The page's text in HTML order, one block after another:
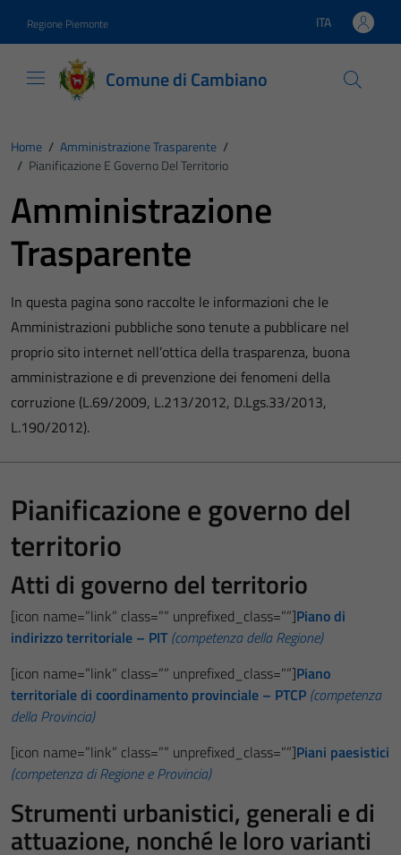
Regione Piemonte Lingua attiva:
ITA
Comune di Cambiano
Home / Amministrazione Trasparente /
/ Pianificazione E Governo Del Territorio
Amministrazione
Trasparente
In questa pagina sono raccolte le informazioni che le
Amministrazioni pubbliche sono tenute a pubblicare nel
proprio sito internet nell’ottica della trasparenza, buona
amministrazione e di prevenzione dei fenomeni della
corruzione (L.69/2009, L.213/2012, D.Lgs.33/2013,
L.190/2012).
Pianificazione e governo del
territorio
Atti di governo del territorio
[icon name=”link” class=”” unprefixed_class=””]Piano di
indirizzo territoriale – PIT (competenza della Regione)
[icon name=”link” class=”” unprefixed_class=””]Piano
territoriale di coordinamento provinciale – PTCP (competenza
della Provincia)
[icon name=”link” class=”” unprefixed_class=””]Piani paesistici
(competenza di Regione e Provincia)
Strumenti urbanistici, generali e di
attuazione, nonché le loro varianti